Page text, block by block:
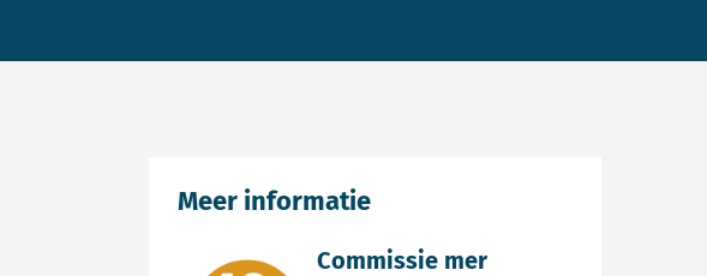
Commissie mer
Meer informatie